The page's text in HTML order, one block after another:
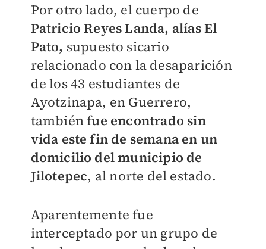
Por otro lado, el cuerpo de
Patricio Reyes Landa, alías El
Pato, supuesto sicario
relacionado con la desaparición
de los 43 estudiantes de
Ayotzinapa, en Guerrero,
también fue encontrado sin
vida este fin de semana en un
domicilio del municipio de
Jilotepec, al norte del estado.
Aparentemente fue
interceptado por un grupo de